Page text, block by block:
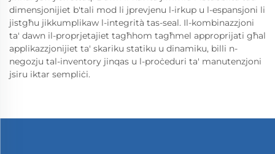
dimensjonijiet b'tali mod li jprevjenu l-irkup u l-espansjoni li
jistgħu jikkumplikaw l-integrità tas-seal. Il-kombinazzjoni
ta' dawn il-proprjetajiet tagħhom tagħmel approprijati għal
applikazzjonijiet ta' skariku statiku u dinamiku, billi n-
negozju tal-inventory jinqas u l-proċeduri ta' manutenzjoni
jsiru iktar sempliċi.